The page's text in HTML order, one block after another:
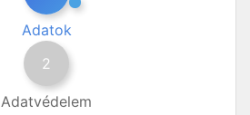
Adatok
2
Adatvédelem